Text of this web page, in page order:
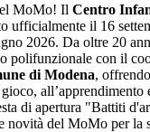
MoMo! Il Centro
ufficialmente il 16
2026. Da oltre 20
polifunzionale con il
di Modena,
all’apprendimento
di apertura "Battiti
novità del MoMo per la